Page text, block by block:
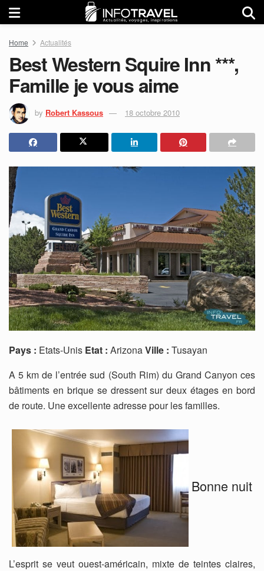
Home Actualités
Best Western Squire Inn ***,
Famille je vous aime
by Robert Kassous 18 octobre 2010
Pays : Etats-Unis Etat : ArizonaVille : Tusayan
A 5 km de l’entrée sud (South Rim) du Grand Canyon ces
bâtiments en brique se dressent sur deux étages en bord
de route. Une excellente adresse pour les familles.
Bonne nuit
L’esprit se veut ouest-américain, mixte de teintes claires,